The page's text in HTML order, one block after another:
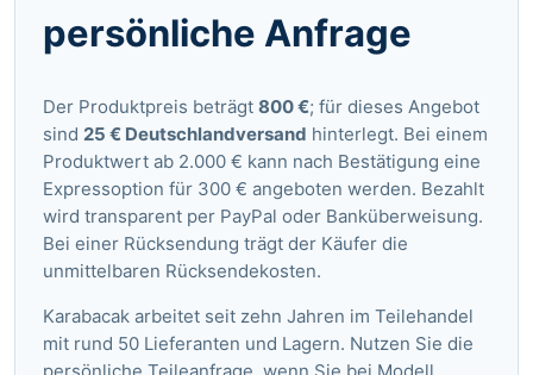
persönliche Anfrage
Der Produktpreis beträgt 800 €; für dieses Angebot
sind 25 € Deutschlandversand hinterlegt. Bei einem
Produktwert ab 2.000 € kann nach Bestätigung eine
Expressoption für 300 € angeboten werden. Bezahlt
wird transparent per PayPal oder Banküberweisung.
Bei einer Rücksendung trägt der Käufer die
unmittelbaren Rücksendekosten.
Karabacak arbeitet seit zehn Jahren im Teilehandel
mit rund 50 Lieferanten und Lagern. Nutzen Sie die